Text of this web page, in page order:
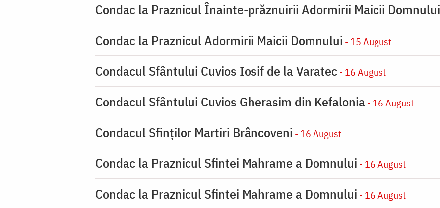
Condac la Praznicul Înainte-prăznuirii Adormirii Maicii Domnului
Condac la Praznicul Adormirii Maicii Domnului - 15 August
Condacul Sfântului Cuvios Iosif de la Varatec - 16 August
Condacul Sfântului Cuvios Gherasim din Kefalonia- 16 August
Condacul Sfinților Martiri Brâncoveni - 16 August
Condac la Praznicul Sfintei Mahrame a Domnului - 16 August
Condac la Praznicul Sfintei Mahrame a Domnului - 16 August